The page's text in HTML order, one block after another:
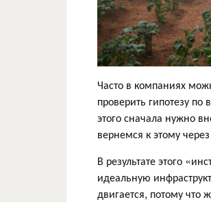
Часто в компаниях
проверить гипотезу
этого сначала нужно
вернемся к этому
В результате этого
идеальную
двигается, потому что